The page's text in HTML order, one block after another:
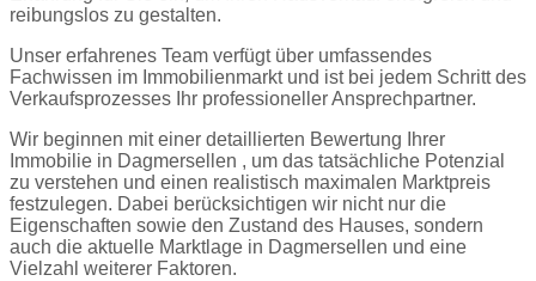
reibungslos zu gestalten.
Unser erfahrenes Team verfügt über umfassendes
Fachwissen im Immobilienmarkt und ist bei jedem Schritt des
Verkaufsprozesses Ihr professioneller Ansprechpartner.
Wir beginnen mit einer detaillierten Bewertung Ihrer
Immobilie in Dagmersellen , um das tatsächliche Potenzial
zu verstehen und einen realistisch maximalen Marktpreis
festzulegen. Dabei berücksichtigen wir nicht nur die
Eigenschaften sowie den Zustand des Hauses, sondern
auch die aktuelle Marktlage in Dagmersellen und eine
Vielzahl weiterer Faktoren.